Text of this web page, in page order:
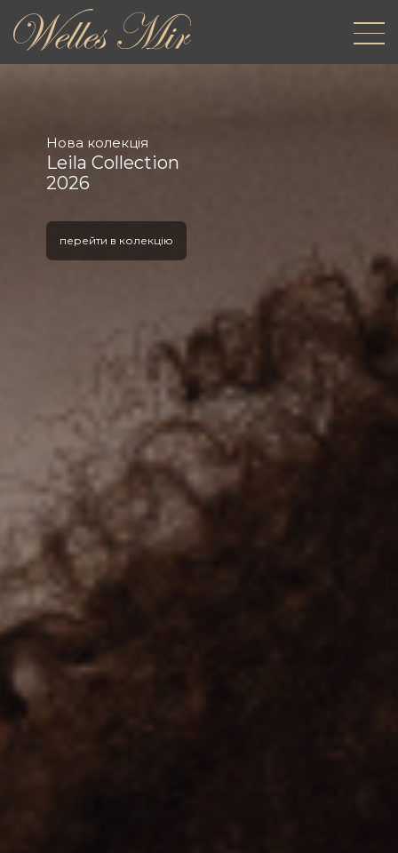
Нова колекція
Leila Collection
2026
перейти в колекцію